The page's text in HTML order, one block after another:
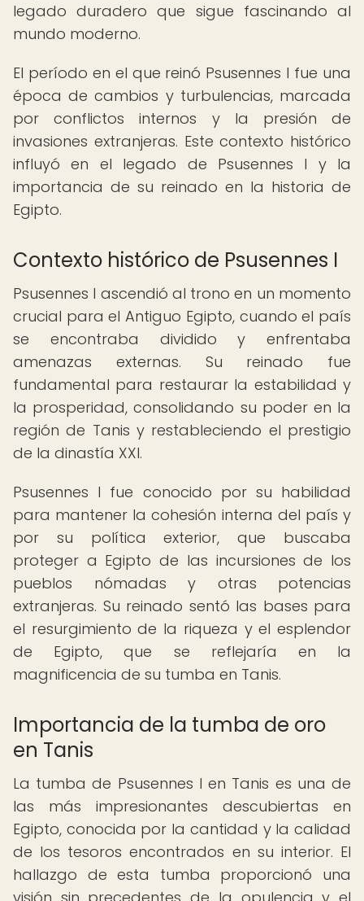
legado duradero que sigue fascinando al
mundo moderno.
El período en el que reinó Psusennes I fue una
época de cambios y turbulencias, marcada
por conflictos internos y la presión de
invasiones extranjeras. Este contexto histórico
influyó en el legado de Psusennes I y la
importancia de su reinado en la historia de
Egipto.
Contexto histórico de Psusennes I
Psusennes I ascendió al trono en un momento
crucial para el Antiguo Egipto, cuando el país
se encontraba dividido y enfrentaba
amenazas externas. Su reinado fue
fundamental para restaurar la estabilidad y
la prosperidad, consolidando su poder en la
región de Tanis y restableciendo el prestigio
de la dinastía XXI.
Psusennes I fue conocido por su habilidad
para mantener la cohesión interna del país y
por su política exterior, que buscaba
proteger a Egipto de las incursiones de los
pueblos nómadas y otras potencias
extranjeras. Su reinado sentó las bases para
el resurgimiento de la riqueza y el esplendor
de Egipto, que se reflejaría en la
magnificencia de su tumba en Tanis.
Importancia de la tumba de oro
en Tanis
La tumba de Psusennes I en Tanis es una de
las más impresionantes descubiertas en
Egipto, conocida por la cantidad y la calidad
de los tesoros encontrados en su interior. El
hallazgo de esta tumba proporcionó una